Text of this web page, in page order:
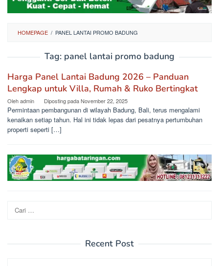
HOMEPAGE / PANEL LANTAI PROMO BADUNG
Tag: panel lantai promo badung
Harga Panel Lantai Badung 2026 – Panduan
Lengkap untuk Villa, Rumah & Ruko Bertingkat
Olehadmin Diposting padaNovember 22, 2025
Permintaan pembangunan di wilayah Badung, Bali, terus mengalami
kenaikan setiap tahun. Hal ini tidak lepas dari pesatnya pertumbuhan
properti seperti […]
Cari
untuk:
Recent Post